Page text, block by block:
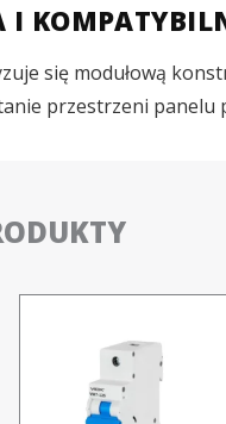
I
się modułową
przestrzeni panelu